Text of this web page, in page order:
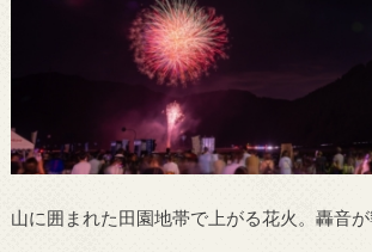
山に囲まれた田園地帯で上がる花火。轟音が